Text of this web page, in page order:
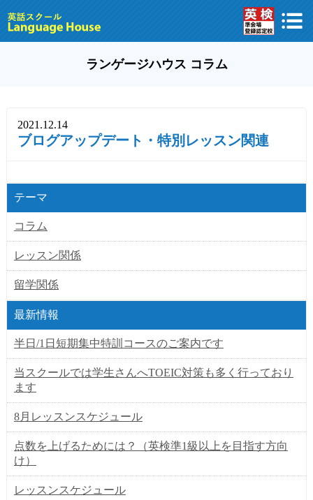
ランゲージハウス コラム
2021.12.14
ブログアップデート・特別レッスン関連
テーマ
コラム
レッスン関係
留学関係
最新情報
半日/1日短期集中特訓コースのご案内です
当スクールでは学生さんへTOEIC対策も多く行っており
ます
8月レッスンスケジュール
点数を上げるためには？（英検準1級以上を目指す方向
け）
レッスンスケジュール